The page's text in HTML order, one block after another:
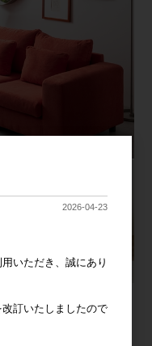
2026-04-23
いただき、誠にあり
訂いたしましたので